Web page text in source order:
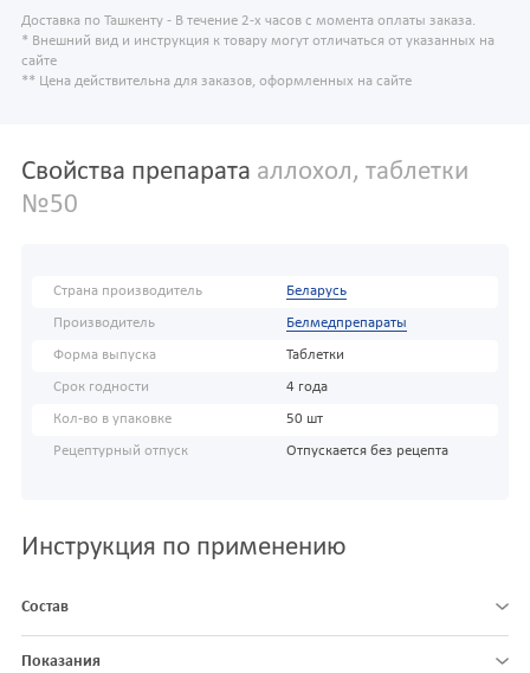
Доставка по Ташкенту - В течение 2-х часов с момента оплаты заказа.
* Внешний вид и инструкция к товару могут отличаться от указанных на
сайте
** Цена действительна для заказов, оформленных на сайте
Свойства препарата аллохол, таблетки
№50
Страна производитель Беларусь
Производитель Белмедпрепараты
Форма выпуска Таблетки
Срок годности 4 года
Кол-во в упаковке 50 шт
Рецептурный отпуск Отпускается без рецепта
Инструкция по применению
Состав
Показания